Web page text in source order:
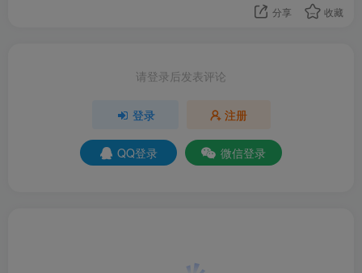
分享 收藏
请登录后发表评论
登录 注册
QQ登录 微信登录